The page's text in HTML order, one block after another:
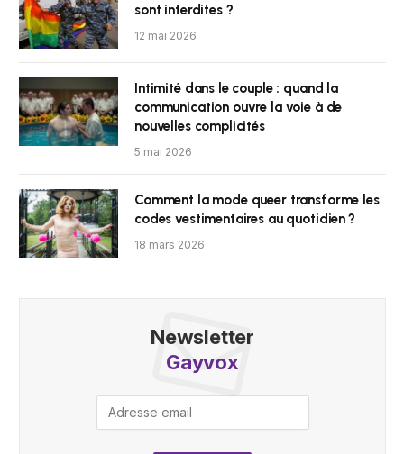
sont interdites ?
12 mai 2026
Intimité dans le couple : quand la
communication ouvre la voie à de
nouvelles complicités
5 mai 2026
Comment la mode queer transforme les
codes vestimentaires au quotidien ?
18 mars 2026
Newsletter
Gayvox